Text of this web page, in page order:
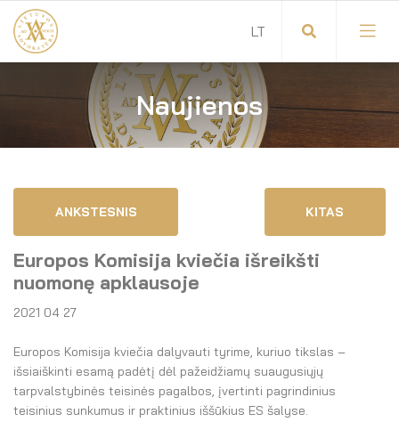
Visuotinis advokatų susirinkimas
Advokatų tarybos pirmininkas
Advokatų taryba
Komitetai
Garbės teismas
Administracija
Savitarna
Savivaldos teisės aktai
Dokumentų atmintinė
Gynėjas
El. parduotuvė
LT
Naujienos
ANKSTESNIS KITAS
Europos Komisija kviečia išreikšti
nuomonę apklausoje
2021 04 27
Europos Komisija kviečia dalyvauti tyrime, kuriuo tikslas –
išsiaiškinti esamą padėtį dėl pažeidžiamų suaugusiųjų
tarpvalstybinės teisinės pagalbos, įvertinti pagrindinius
teisinius sunkumus ir praktinius iššūkius ES šalyse.